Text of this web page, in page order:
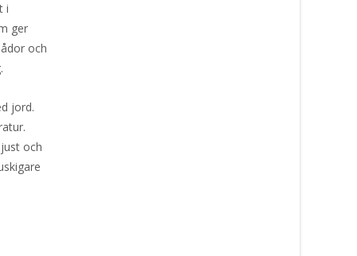
i
ger
och
jord.
och